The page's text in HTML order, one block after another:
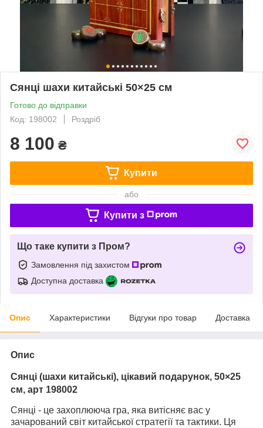
Сянці шахи китайські 50×25 см
Готово до відправки
Код: 198002
Роздріб
8 100 ₴
Купити
або
Купити з
Що таке купити з Пром?
Замовлення під захистом
Доступна доставка
Опис Характеристики Відгуки про товар Доставка
Опис
Сянці (шахи китайські), цікавий подарунок, 50×25
см, арт 198002
Сянці - це захоплююча гра, яка витісняє вас у
зачарований світ китайської стратегії та тактики. Ця